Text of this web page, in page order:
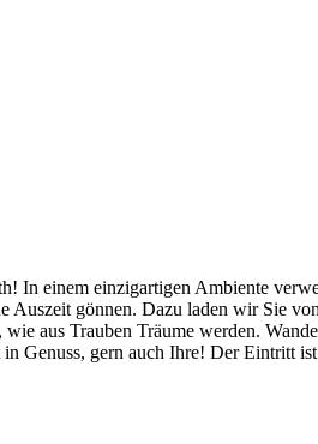
In einem einzigartigen Ambiente
gönnen. Dazu laden wir Sie
aus Trauben Träume werden.
Genuss, gern auch Ihre! Der Eintritt